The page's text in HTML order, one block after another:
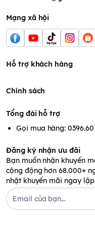
Cách bảo
Bảo quản nơi khô ráo,
Đậy kín nắp sau khi sử
Không sử dụng sản phẩm
Thương hiệu: Mămmy
Xuất xứ: Việt Nam
Loại:
Gia vị
Khối lượng tịnh: 85g
Mạng xã hội
Hỗ trợ khách hàng
Chính sách
Tổng đài hỗ trợ
Gọi mua hàng:
Đăng ký nhận ưu đãi
Bạn muốn nhận khuyến
cộng động hơn 68.000+
nhật khuyến mãi ngay